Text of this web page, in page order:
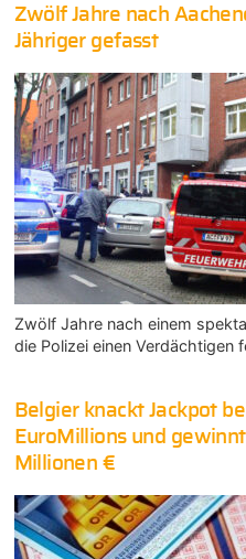
Zwölf Jahre nach
Jähriger gefasst
Zwölf Jahre nach einem
die Polizei einen Verdächtigen
Belgier knackt Jackpot
EuroMillions und gewinnt
Millionen €